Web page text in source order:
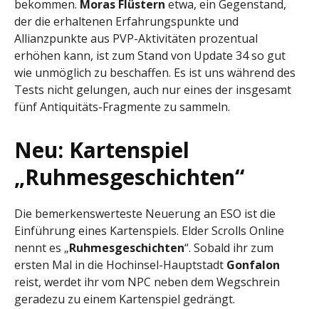
bekommen. Moras Flüstern etwa, ein Gegenstand,
der die erhaltenen Erfahrungspunkte und
Allianzpunkte aus PVP-Aktivitäten prozentual
erhöhen kann, ist zum Stand von Update 34 so gut
wie unmöglich zu beschaffen. Es ist uns während des
Tests nicht gelungen, auch nur eines der insgesamt
fünf Antiquitäts-Fragmente zu sammeln.
Neu: Kartenspiel
„Ruhmesgeschichten“
Die bemerkenswerteste Neuerung an ESO ist die
Einführung eines Kartenspiels. Elder Scrolls Online
nennt es „Ruhmesgeschichten“. Sobald ihr zum
ersten Mal in die Hochinsel-Hauptstadt Gonfalon
reist, werdet ihr vom NPC neben dem Wegschrein
geradezu zu einem Kartenspiel gedrängt.